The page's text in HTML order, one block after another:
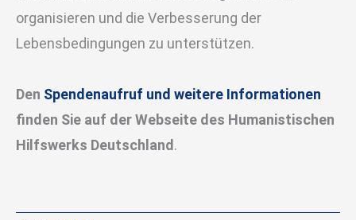
organisieren und die Verbesserung der
Lebensbedingungen zu unterstützen.
Den Spendenaufruf und weitere Informationen
finden Sie auf der Webseite des Humanistischen
Hilfswerks Deutschland.